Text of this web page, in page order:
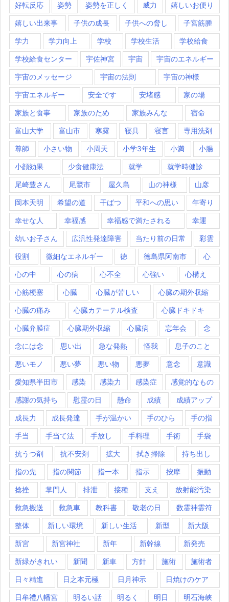
好転反応 姿勢 姿勢を正しく 威力 嬉しいお便り
嬉しい出来事 子供の成長 子供への脅し 子宮筋腫
学力 学力向上 学校 学校生活 学校給食
学校給食センター 宇佐神宮 宇宙 宇宙のエネルギー
宇宙のメッセージ 宇宙の法則 宇宙の神様
宇宙エネルギー 安全です 安堵感 家の場
家族と食事 家族のため 家族みんな 宿命
富山大学 富山市 寒露 寝具 寝言 専用洗剤
尊師 小さい物 小周天 小学3年生 小満 小腸
小顔効果 少食健康法 就学 就学時健診
尾崎豊さん 尾鷲市 屋久島 山の神様 山彦
岡本天明 希望の道 干ばつ 平和への思い 年寄り
幸せな人 幸福感 幸福感で満たされる 幸運
幼いお子さん 広汎性発達障害 当たり前の日常 彩雲
役割 微細なエネルギー 徳 徳島県阿南市 心
心の中 心の病 心不全 心強い 心構え
心筋梗塞 心臓 心臓が苦しい 心臓の期外収縮
心臓の痛み 心臓カテーテル検査 心臓ドキドキ
心臓弁膜症 心臓期外収縮 心臓病 忘年会 念
念には念 思い出 急な発熱 怪我 息子のこと
悪いモノ 悪い夢 悪い物 悪夢 意念 意識
愛知県半田市 感染 感染力 感染症 感覚的なもの
感謝の気持ち 慰霊の日 懸命 成績 成績アップ
成長力 成長発達 手が温かい 手のひら 手の指
手当 手当て法 手放し 手料理 手術 手袋
抗うつ剤 抗不安剤 拡大 拭き掃除 持ち出し
指の先 指の関節 指一本 指示 按摩 振動
捻挫 掌門人 排泄 接種 支え 放射能汚染
救急搬送 救急車 教科書 敬老の日 数霊神霊符
整体 新しい環境 新しい生活 新型 新大阪
新宮 新宮神社 新年 新幹線 新発売
新緑がきれい 新聞 新車 方針 施術 施術者
日々精進 日之本元極 日月神示 日焼けのケア
日牟禮八幡宮 明るい話 明るく 明日 明石海峡